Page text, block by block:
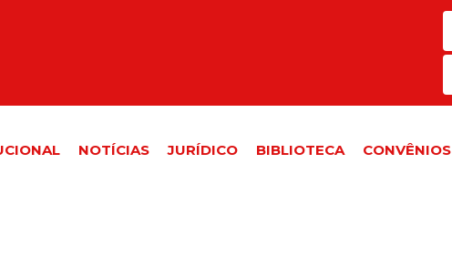
NOTÍCIAS JURÍDICO BIBLIOTECA CONVÊNIOS